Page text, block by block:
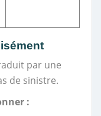
par une
de sinistre.
: